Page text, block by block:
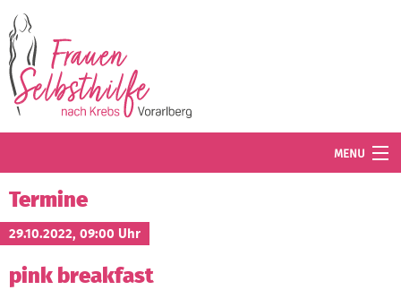
MENU
Termine
Blog
Angebot
Termine
29.10.2022, 09:00 Uhr
pink breakfast